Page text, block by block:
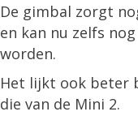
De gimbal zorgt
en kan nu zelfs
worden.
Het lijkt ook beter
die van de Mini 2.